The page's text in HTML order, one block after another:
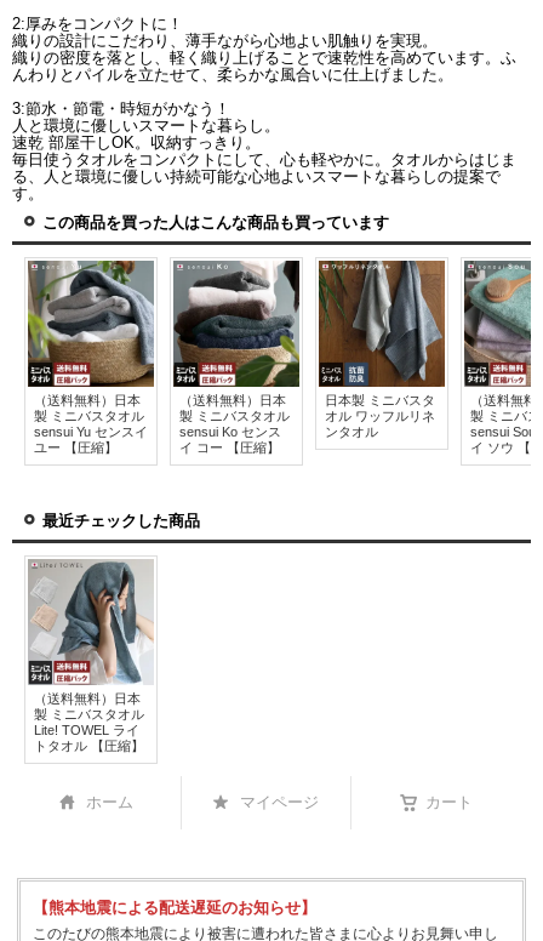
2:厚みをコンパクトに！
織りの設計にこだわり、薄手ながら心地よい肌触りを実現。
織りの密度を落とし、軽く織り上げることで速乾性を高めています。ふ
んわりとパイルを立たせて、柔らかな風合いに仕上げました。
3:節水・節電・時短がかなう！
人と環境に優しいスマートな暮らし。
速乾 部屋干しOK。収納すっきり。
毎日使うタオルをコンパクトにして、心も軽やかに。タオルからはじま
る、人と環境に優しい持続可能な心地よいスマートな暮らしの提案で
す。
この商品を買った人はこんな商品も買っています
（送料無料）日本
製 ミニバスタオル
sensui Yu センスイ
ユー 【圧縮】
（送料無料）日本
製 ミニバスタオル
sensui Ko センス
イ コー 【圧縮】
日本製 ミニバスタ
オル ワッフルリネ
ンタオル
（送料無料
製 ミニバ
sensui Sou
イ ソウ 【
最近チェックした商品
（送料無料）日本
製 ミニバスタオル
Lite! TOWEL ライ
トタオル 【圧縮】
ホーム マイページ カート
【熊本地震による配送遅延のお知らせ】
このたびの熊本地震により被害に遭われた皆さまに心よりお見舞い申し